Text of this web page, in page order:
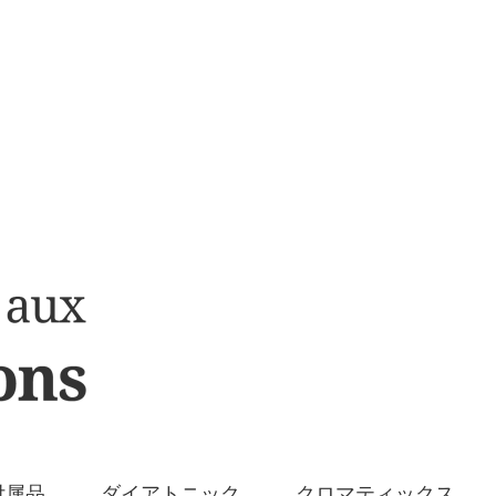
属品 ダイアトニック クロマティックス